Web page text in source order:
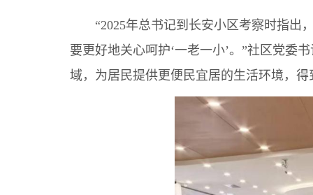
“2025年总书记到长安小区考察时指出，
要更好地关心呵护‘一老一小’。”社区党委
域，为居民提供更便民宜居的生活环境，